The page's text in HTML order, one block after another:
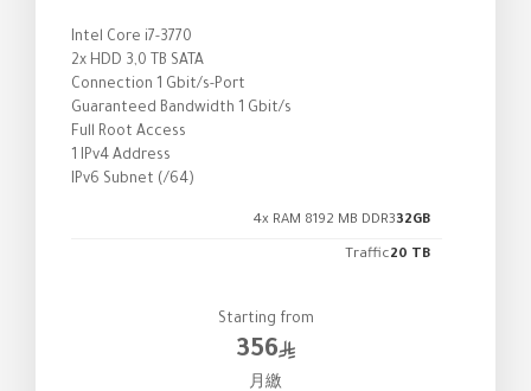
Intel Core i7-3770
2x HDD 3,0 TB SATA
Connection 1 Gbit/s-Port
Guaranteed Bandwidth 1 Gbit/s
Full Root Access
1 IPv4 Address
IPv6 Subnet (/64)
4x RAM 8192 MB DDR332GB
Traffic20 TB
Starting from
356
月繳